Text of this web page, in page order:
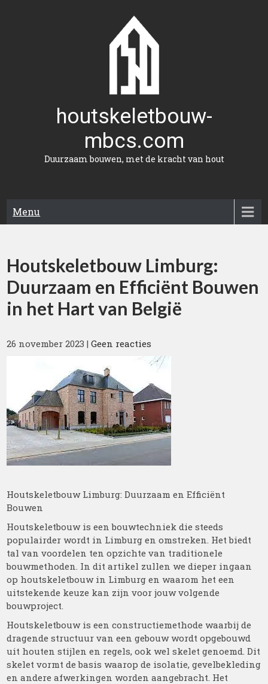
houtskeletbouw-
mbcs.com
Duurzaam bouwen, met de kracht van hout
Menu
Houtskeletbouw Limburg:
Duurzaam en Efficiënt Bouwen
in het Hart van België
26 november 2023 |Geen reacties
Houtskeletbouw Limburg: Duurzaam en Efficiënt
Bouwen
Houtskeletbouw is een bouwtechniek die steeds
populairder wordt in Limburg en omstreken. Het biedt
tal van voordelen ten opzichte van traditionele
bouwmethoden. In dit artikel zullen we dieper ingaan
op houtskeletbouw in Limburg en waarom het een
uitstekende keuze kan zijn voor jouw volgende
bouwproject.
Houtskeletbouw is een constructiemethode waarbij de
dragende structuur van een gebouw wordt opgebouwd
uit houten stijlen en regels, ook wel skelet genoemd. Dit
skelet vormt de basis waarop de isolatie, gevelbekleding
en andere afwerkingen worden aangebracht. Het